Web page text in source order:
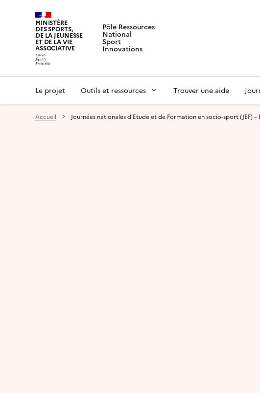
MINISTÈRE
DES SPORTS,
DE LA JEUNESSE
ET DE LA VIE
ASSOCIATIVE
Pôle Ressources
National
Sport
Innovations
Le projet Outils et ressources Trouver une aide
Accueil Journées nationales d’Etude et de Formation en socio-sport (JEF)